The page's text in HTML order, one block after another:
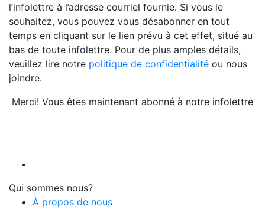
l’infolettre à l’adresse courriel fournie. Si vous le
souhaitez, vous pouvez vous désabonner en tout
temps en cliquant sur le lien prévu à cet effet, situé au
bas de toute infolettre. Pour de plus amples détails,
veuillez lire notre politique de confidentialité ou nous
joindre.
Merci! Vous êtes maintenant abonné à notre infolettre
Qui sommes nous?
À propos de nous